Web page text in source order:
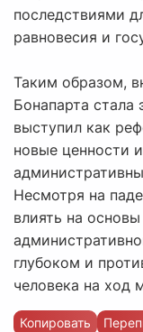
последствиями
равновесия и
Таким образом,
Бонапарта
выступил как
новые ценности
Несмотря на
влиять на
глубоком и
человека на ход
Копировать